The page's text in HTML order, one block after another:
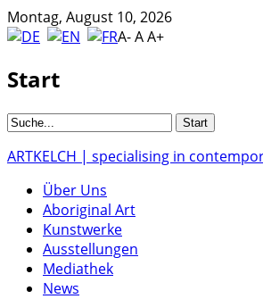
Montag, August 10, 2026
A-AA+
Start
ARTKELCH | specialising in
Über Uns
Aboriginal Art
Kunstwerke
Ausstellungen
Mediathek
News